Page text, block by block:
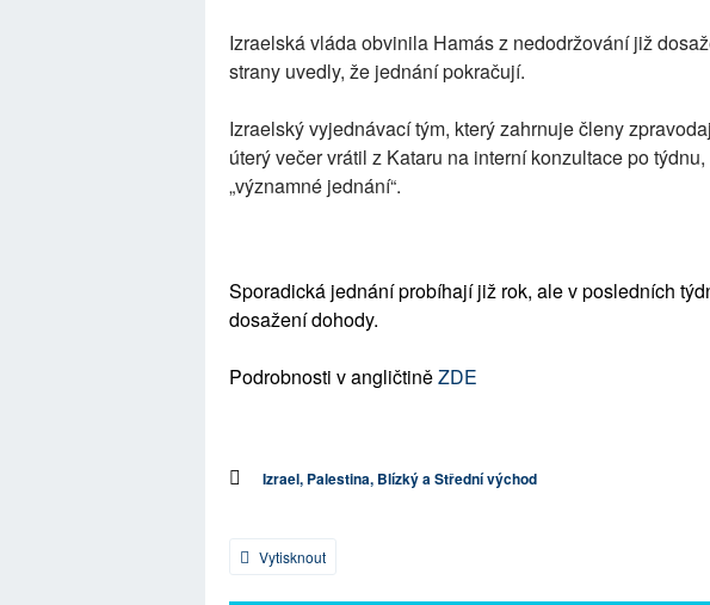
Izraelská vláda obvinila Hamás z nedodržování již
strany uvedly, že jednání pokračují.
Izraelský vyjednávací tým, který zahrnuje členy
úterý večer vrátil z Kataru na interní konzultace po
„významné jednání“.
Sporadická jednání probíhají již rok, ale v posledních
dosažení dohody.
Podrobnosti v angličtiněZDE
Izrael, Palestina, Blízký a Střední východ
Vytisknout